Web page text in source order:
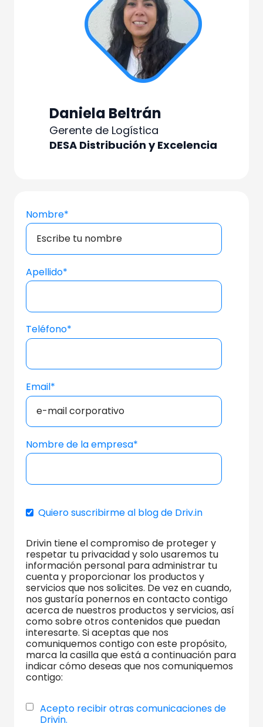
Daniela Beltrán
Gerente de Logística
DESA Distribución y Excelencia
Nombre*
Apellido*
Teléfono*
Email*
Nombre de la empresa*
Quiero suscribirme al blog de Driv.in
Drivin tiene el compromiso de proteger y
respetar tu privacidad y solo usaremos tu
información personal para administrar tu
cuenta y proporcionar los productos y
servicios que nos solicites. De vez en cuando,
nos gustaría ponernos en contacto contigo
acerca de nuestros productos y servicios, así
como sobre otros contenidos que puedan
interesarte. Si aceptas que nos
comuniquemos contigo con este propósito,
marca la casilla que está a continuación para
indicar cómo deseas que nos comuniquemos
contigo:
Acepto recibir otras comunicaciones de
Drivin.